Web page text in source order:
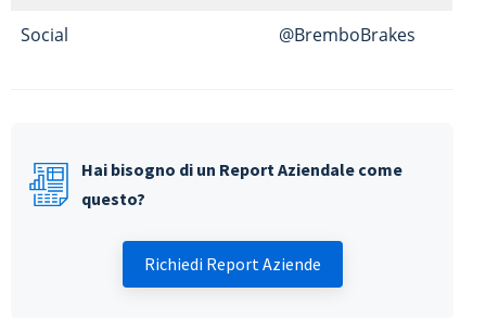
Social
@BremboBrakes
Hai bisogno di un Report Aziendale come
questo?
Richiedi Report Aziende